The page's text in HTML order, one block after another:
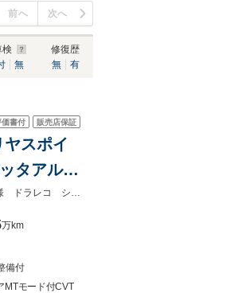
前へ 次へ
検
無
修復歴
無
有
価書付 販売店保証
スポイ
タアル
オート★グループ約３０，０００台の在庫から取り寄せ可能！★ＴＲＤリヤスポイラー バックカメラ 寒冷地仕様 ドラレコ シートヒーター ステアリングヒーター
万km
備付
MTモード付CVT